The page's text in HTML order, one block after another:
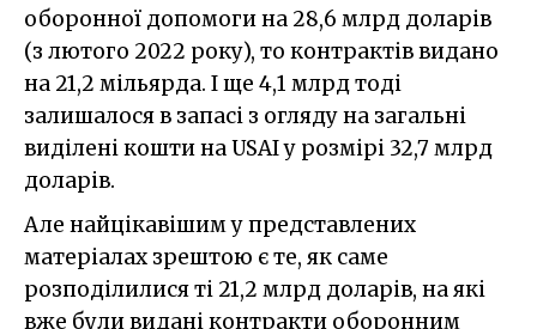
оборонної допомоги на 28,6 млрд доларів
(з лютого 2022 року), то контрактів видано
на 21,2 мільярда. І ще 4,1 млрд тоді
залишалося в запасі з огляду на загальні
виділені кошти на USAI у розмірі 32,7 млрд
доларів.
Але найцікавішим у представлених
матеріалах зрештою є те, як саме
розподілилися ті 21,2 млрд доларів, на які
вже були видані контракти оборонним